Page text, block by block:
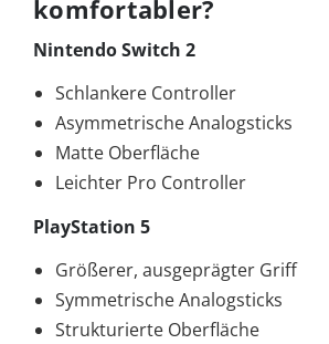
komfortabler?
Nintendo Switch 2
Schlankere Controller
Asymmetrische Analogsticks
Matte Oberfläche
Leichter Pro Controller
PlayStation 5
Größerer, ausgeprägter Griff
Symmetrische Analogsticks
Strukturierte Oberfläche